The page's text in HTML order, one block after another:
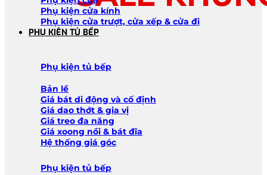
Phụ kiện cửa kính
Phụ kiện cửa trượt, cửa xếp & cửa đi
PHỤ KIỆN TỦ BẾP
Phụ kiện tủ bếp
Bản lề
Giá bát di động và cố định
Giá dao thớt & gia vị
Giá treo đa năng
Giá xoong nồi & bát đĩa
Hệ thống giá góc
Phụ kiện tủ bếp